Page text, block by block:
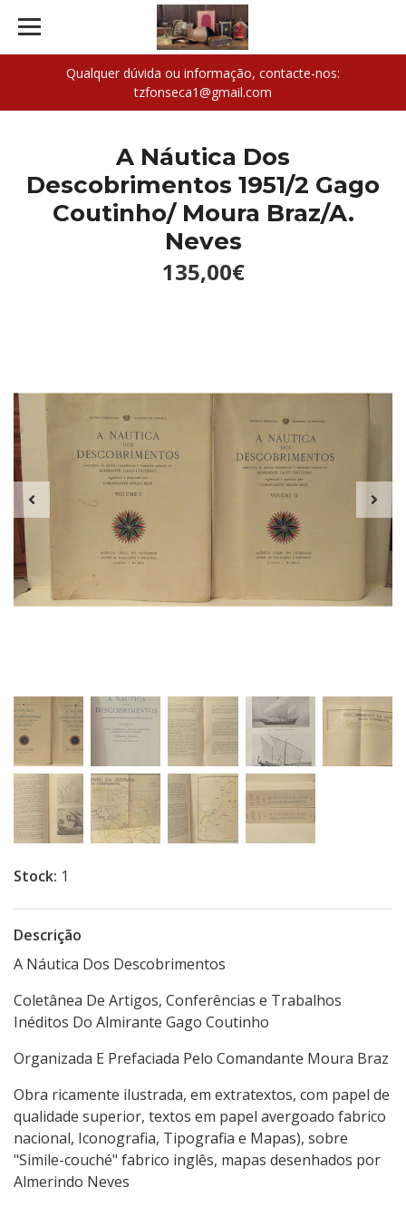
Qualquer dúvida ou informação, contacte-nos:
tzfonseca1@gmail.com
A Náutica Dos
Descobrimentos 1951/2 Gago
Coutinho/ Moura Braz/A.
Neves
135,00€
Stock: 1
Descrição
A Náutica Dos Descobrimentos
Coletânea De Artigos, Conferências e Trabalhos
Inéditos Do Almirante Gago Coutinho
Organizada E Prefaciada Pelo Comandante Moura Braz
Obra ricamente ilustrada, em extratextos, com papel de
qualidade superior, textos em papel avergoado fabrico
nacional, Iconografia, Tipografia e Mapas), sobre
"Simile-couché" fabrico inglês, mapas desenhados por
Almerindo Neves